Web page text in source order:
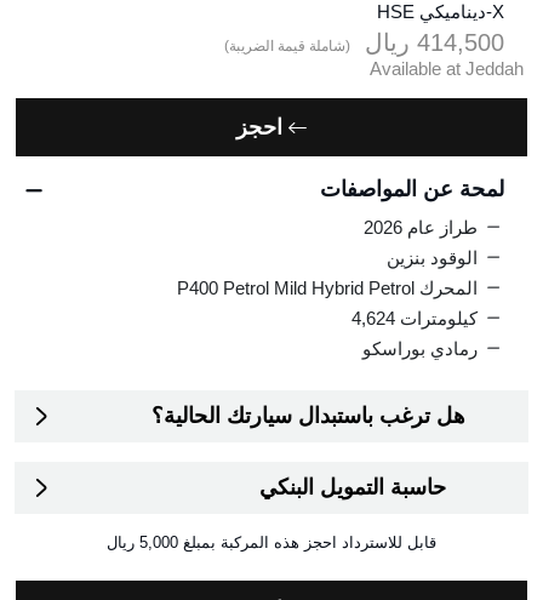
X-ديناميكي HSE
414,500 ريال‎ (شاملة قيمة الضريبة)
Available at Jeddah
احجز
لمحة عن المواصفات
طراز عام 2026
الوقود بنزين
المحرك P400 Petrol Mild Hybrid Petrol
كيلومترات 4,624
رمادي بوراسكو
هل ترغب باستبدال سيارتك الحالية؟
حاسبة التمويل البنكي
احجز هذه المركبة بمبلغ 5,000 قابل للاسترداد